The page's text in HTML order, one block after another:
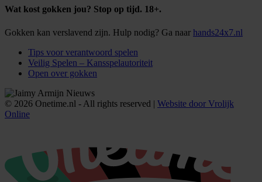
Wat kost gokken jou? Stop op tijd. 18+.
Gokken kan verslavend zijn. Hulp nodig? Ga naar hands24x7.nl
Tips voor verantwoord spelen
Veilig Spelen – Kansspelautoriteit
Open over gokken
© 2026 Onetime.nl - All rights reserved | Website door Vrolijk
Online